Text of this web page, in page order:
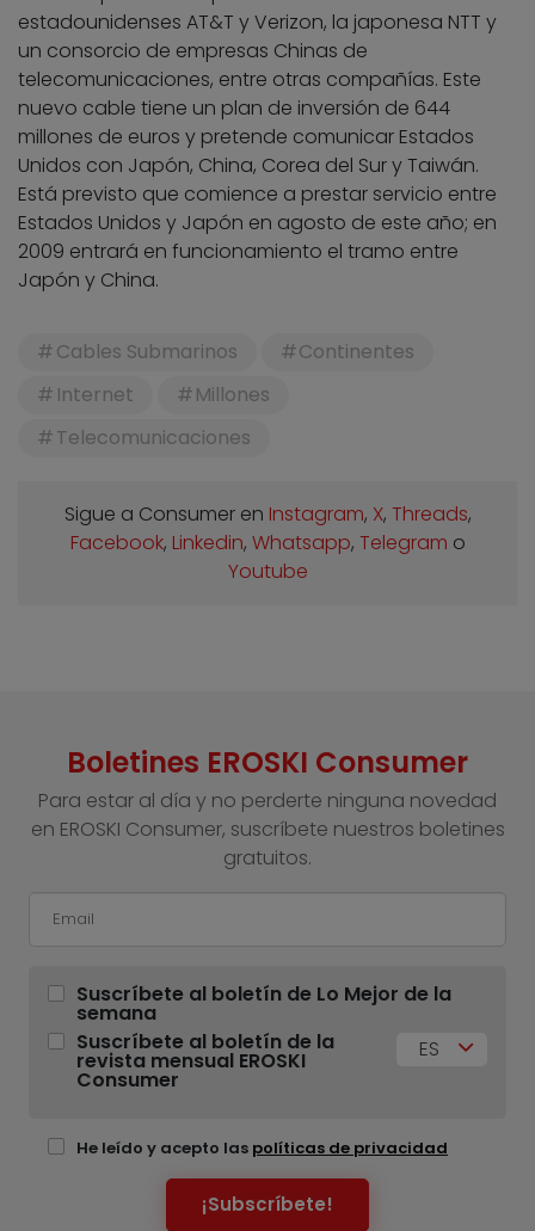
estadounidenses AT&T y Verizon, la japonesa NTT y
un consorcio de empresas Chinas de
telecomunicaciones, entre otras compañías. Este
nuevo cable tiene un plan de inversión de 644
millones de euros y pretende comunicar Estados
Unidos con Japón, China, Corea del Sur y Taiwán.
Está previsto que comience a prestar servicio entre
Estados Unidos y Japón en agosto de este año; en
2009 entrará en funcionamiento el tramo entre
Japón y China.
Cables Submarinos
Continentes
Internet
Millones
Telecomunicaciones
Sigue a Consumer en Instagram, X, Threads,
Facebook, Linkedin, Whatsapp, Telegram o
Youtube
Boletines EROSKI Consumer
Para estar al día y no perderte ninguna novedad
en EROSKI Consumer, suscríbete nuestros boletines
gratuitos.
Suscríbete al boletín de Lo Mejor de la
semana
Suscríbete al boletín de la
revista mensual EROSKI
Consumer
ES
He leído y acepto las políticas de privacidad
¡Subscríbete!